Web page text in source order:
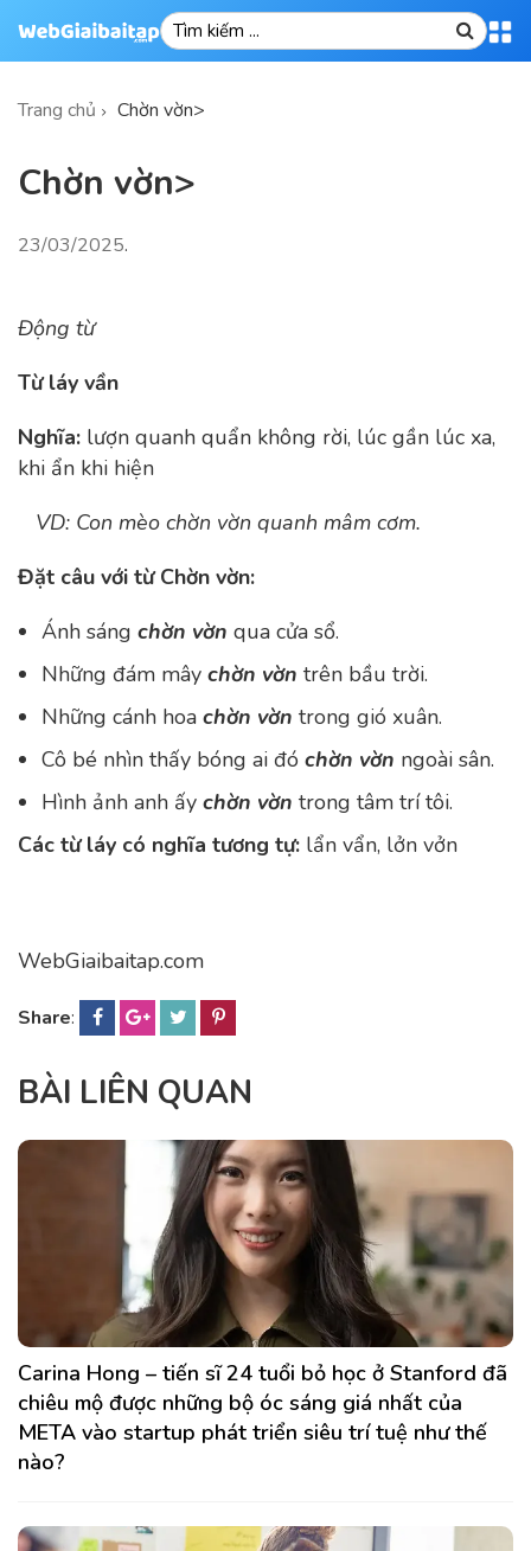
Trang chủ Chờn vờn>
Chờn vờn>
23/03/2025.
Động từ
Từ láy vần
Nghĩa: lượn quanh quẩn không rời, lúc gần lúc xa,
khi ẩn khi hiện
VD: Con mèo chờn vờn quanh mâm cơm.
Đặt câu với từChờn vờn:
Ánh sáng chờn vờn qua cửa sổ.
Những đám mây chờn vờn trên bầu trời.
Những cánh hoa chờn vờn trong gió xuân.
Cô bé nhìn thấy bóng ai đó chờn vờn ngoài sân.
Hình ảnh anh ấy chờn vờn trong tâm trí tôi.
Các từ láy có nghĩa tương tự: lẩn vẩn, lởn vởn
WebGiaibaitap.com
Share:
BÀI LIÊN QUAN
Carina Hong – tiến sĩ 24 tuổi bỏ học ở Stanford đã
chiêu mộ được những bộ óc sáng giá nhất của
META vào startup phát triển siêu trí tuệ như thế
nào?